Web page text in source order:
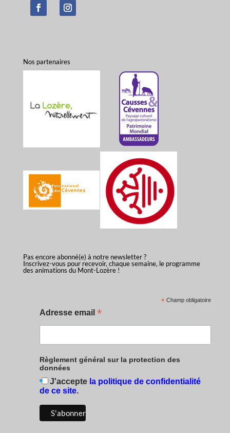
Nos partenaires
Pas encore abonné(e) à notre newsletter ?
Inscrivez-vous pour recevoir, chaque semaine, le programme
des animations du Mont-Lozère !
*Champ obligatoire
Adresse email *
Règlement général sur la protection des
données
J'accepte la politique de confidentialité
de ce site.